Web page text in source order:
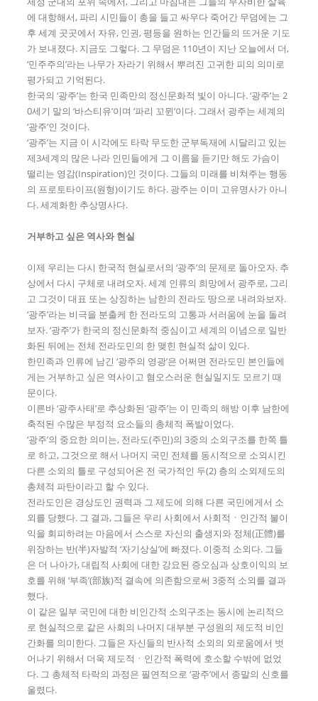
에 대항해서, 파리 시민들이 총을 들고 싸우다 죽어간 무덤에는 그
후 세계 곳곳에서 자유, 인권, 평등을 원하는 인간들의 뜨거운 기도
가 보내졌다. 지금도 그렇다. 그 무덤은 110년이 지난 오늘에서 더,
‘민주주의’라는 나무가 자라기 위해서 뿌려진 고귀한 피의 의미로
평가되고 기억된다.
한국의 ‘광주’는 한국 민족만의 정신문화적 빛이 아니다. ‘광주’는 2
0세기 말의 ‘바스티유’이며 ‘파리 꼬뮌’이다. 그래서 광주는 세계의
‘광주’인 것이다.
‘광주’는 지금 이 시각에도 타락 무도한 군부독재에 시달리고 있는
제3세계의 많은 나라 인민들에게 그 이름을 듣기만 해도 가슴이
떨리는 영감(Inspiration)인 것이다. 그들의 미래를 비쳐주는 행동
의 프로토타이프(원형)이기도 하다. 광주는 이미 고유명사가 아니
다. 세계화한 추상명사다.
거부하고 싶은 역사와 현실
이제 우리는 다시 한국적 현실로서의 ‘광주’의 문제로 돌아오자. 추
상에서 다시 구체로 내려오자. 세계 인류의 희망에서 광주로, 그리
고 그것이 대표 또는 상징하는 남한의 전라도 땅으로 내려와보자.
‘광주’라는 비극을 분출케 한 전라도의 고통과 서러움에 눈을 돌려
보자. ‘광주’가 한국의 정신문화적 중심이고 세계의 이념으로 일반
화된 뒤에는 전체 전라도민의 한 맺힌 현실적 삶이 있다.
한민족과 인류에 남긴 ‘광주의 영광’은 어쩌면 전라도민 본인들에
게는 거부하고 싶은 역사이고 혐오스러운 현실일지도 모르기 때
문이다.
이른바 ‘광주사태’로 추상화된 ‘광주’는 이 민족의 해방 이후 남한에
축적된 수많은 부정적 요소들의 총체적 폭발이었다.
‘광주’의 중요한 의미는, 전라도(주민)의 3중의 소외구조를 한쪽 틀
로 하고, 그것으로 해서 나머지 국민 전체를 동시적으로 소외시킨
다른 소외의 틀로 구성되어온 전 국가적인 두(2) 층의 소외제도의
총체적 파탄이라고 할 수 있다.
전라도인은 경상도인 권력과 그 제도에 의해 다른 국민에게서 소
외를 당했다. 그 결과, 그들은 우리 사회에서 사회적ㆍ인간적 불이
익을 회피하려는 마음에서 스스로 자신의 출생지와 정체(正體)를
위장하는 반(半)자발적 ‘자기상실’에 빠졌다. 이중적 소외다. 그들
은 더 나아가, 대립적 사회에 대한 강요된 증오심과 상호이익의 보
호를 위해 ‘부족’(部族)적 결속에 의존함으로써 3중적 소외를 결과
했다.
이 같은 일부 국민에 대한 비인간적 소외구조는 동시에 논리적으
로 현실적으로 같은 사회의 나머지 대부분 구성원의 제도적 비인
간화를 의미한다. 그들은 자신들의 반사적 소외의 외로움에서 벗
어나기 위해서 더욱 제도적ㆍ인간적 폭력에 호소할 수밖에 없었
다. 그 총체적 타락의 과정은 필연적으로 ‘광주’에서 종말의 신호를
울렸다.